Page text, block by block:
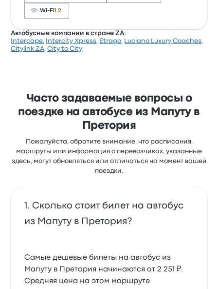
Wi-Fi1.2
Рейтинг компании на Busbud: 3.1 (всего оценок:
Автобусные компании в стране ZA:
Intercape, Intercity Xpress, Etrago, Luciano Luxury Coaches,
Citylink ZA,City to City
Часто задаваемые вопросы о
поездке на автобусе из Мапуту в
Претория
Пожалуйста, обратите внимание, что расписания,
маршруты или информация о перевозчиках, указанные
здесь, могут обновляться или отличаться на момент вашей
поездки.
Сколько стоит билет на автобус
из Мапуту в Претория?
Самые дешевые билеты на автобус из
Мапуту в Претория начинаются от 2 251 ₽.
Средняя цена на этом маршруте